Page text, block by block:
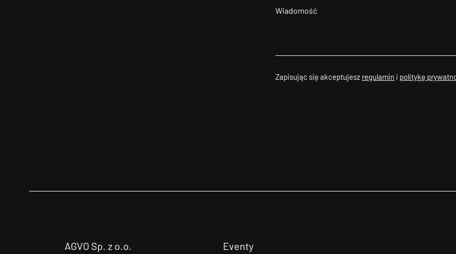
Zapisując się akceptujesz regulamin i politykę
AGVO Sp. z o.o.
Eventy